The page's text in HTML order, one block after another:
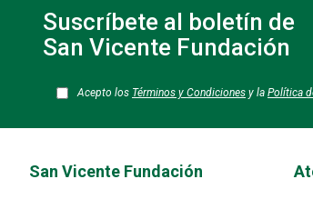
Suscríbete al boletín de
San Vicente Fundación
Acepto los Términos y Condiciones y la Política
Transversal - Menú San Vicente fundación footer
San Vicente Fundación